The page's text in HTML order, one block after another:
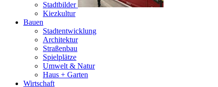
Stadtbilder
Kiezkultur
Bauen
Stadtentwicklung
Architektur
Straßenbau
Spielplätze
Umwelt & Natur
Haus + Garten
Wirtschaft